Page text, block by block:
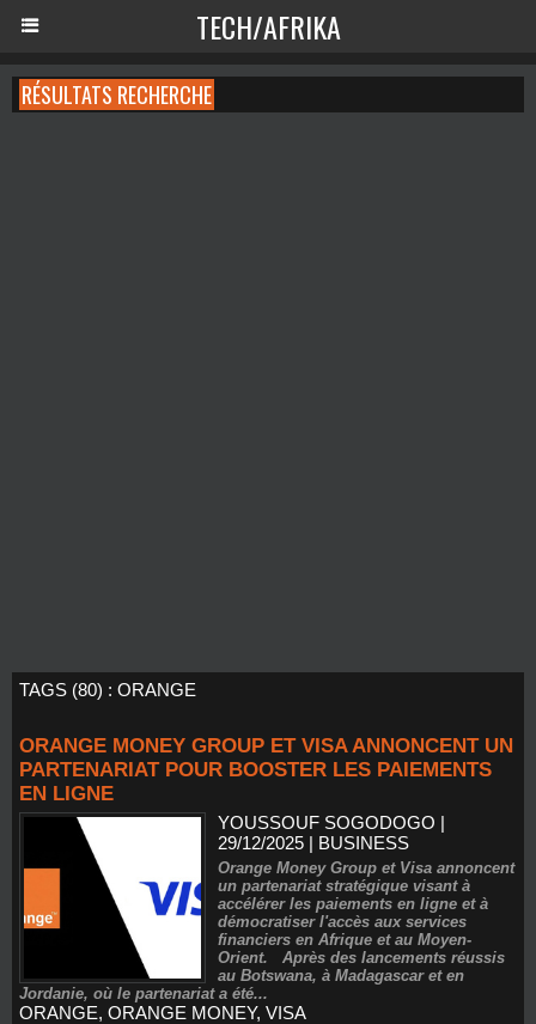
TECH/AFRIKA
RÉSULTATS RECHERCHE
TAGS (80) : ORANGE
ORANGE MONEY GROUP ET VISA ANNONCENT UN
PARTENARIAT POUR BOOSTER LES PAIEMENTS
EN LIGNE
YOUSSOUF SOGODOGO |
29/12/2025 | BUSINESS
Orange Money Group et Visa annoncent
un partenariat stratégique visant à
accélérer les paiements en ligne et à
démocratiser l'accès aux services
financiers en Afrique et au Moyen-
Orient. Après des lancements réussis
au Botswana, à Madagascar et en
Jordanie, où le partenariat a été...
ORANGE, ORANGE MONEY, VISA